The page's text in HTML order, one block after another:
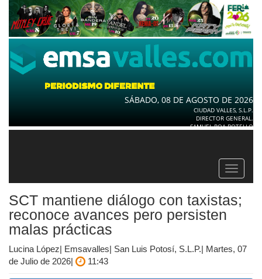
SÁBADO, 08 DE AGOSTO DE 2026
CIUDAD VALLES, S.L.P.
DIRECTOR GENERAL.
SAMUEL ROA BOTELLO
Toggle
SCT mantiene diálogo con taxistas;
reconoce avances pero persisten
malas prácticas
Lucina López| Emsavalles| San Luis Potosí, S.L.P.| Martes, 07
de Julio de 2026|
11:43